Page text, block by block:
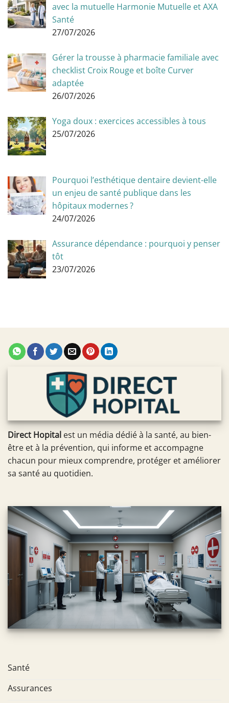
avec la mutuelle Harmonie Mutuelle et AXA
Santé
27/07/2026
Gérer la trousse à pharmacie familiale avec
checklist Croix Rouge et boîte Curver
adaptée
26/07/2026
Yoga doux : exercices accessibles à tous
25/07/2026
Pourquoi l’esthétique dentaire devient-elle
un enjeu de santé publique dans les
hôpitaux modernes ?
24/07/2026
Assurance dépendance : pourquoi y penser
tôt
23/07/2026
Direct Hopital est un média dédié à la santé, au bien-
être et à la prévention, qui informe et accompagne
chacun pour mieux comprendre, protéger et améliorer
sa santé au quotidien.
Santé
Assurances